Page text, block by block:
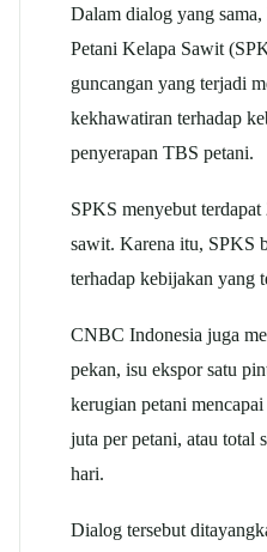
Dalam dialog yang
Petani Kelapa Sawit
guncangan yang terjadi
kekhawatiran terhadap
penyerapan TBS petani.
SPKS menyebut
sawit. Karena itu, SPKS
terhadap kebijakan yang
CNBC Indonesia juga
pekan, isu ekspor satu
kerugian petani
juta per petani, atau total
hari.
Dialog tersebut